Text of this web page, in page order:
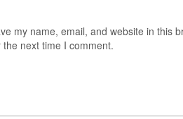
my name, email, and website in this
the next time I comment.